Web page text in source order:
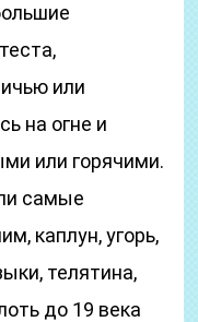
или
на огне и
или горячими.
самые
каплун, угорь,
телятина,
до 19 века